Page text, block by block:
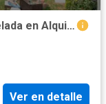
SE ALQUILA Amplia Casona Remodelada en Alquiler – 1,000 m² – Calca, Valle Sagrado de los Incas
Ver en detalle